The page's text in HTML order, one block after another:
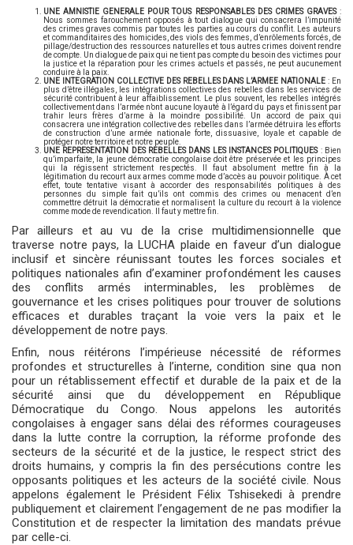
UNE AMNISTIE GENERALE POUR TOUS RESPONSABLES DES CRIMES GRAVES:
Nous sommes farouchement opposés à tout dialogue qui consacrera l’impunité
des crimes graves commis par toutes les parties au cours du conflit. Les auteurs
et commanditaires des homicides, des viols des femmes, d’enrôlements forcés, de
pillage/destruction des ressources naturelles et tous autres crimes doivent rendre
de compte. Un dialogue de paix qui ne tient pas compte du besoin des victimes pour
la justice et la réparation pour les crimes actuels et passés, ne peut aucunement
conduire à la paix.
UNE INTEGRATION COLLECTIVE DES REBELLES DANS L’ARMEE NATIONALE : En
plus d’être illégales, les intégrations collectives des rebelles dans les services de
sécurité contribuent à leur affaiblissement. Le plus souvent, les rebelles intégrés
collectivement dans l’armée n’ont aucune loyauté à l’égard du pays et finissent par
trahir leurs frères d’arme à la moindre possibilité. Un accord de paix qui
consacrera une intégration collective des rebelles dans l’armée détruira les efforts
de construction d’une armée nationale forte, dissuasive, loyale et capable de
protéger notre territoire et notre peuple.
UNE REPRESENTATION DES REBELLES DANS LES INSTANCES POLITIQUES: Bien
qu’imparfaite, la jeune démocratie congolaise doit être préservée et les principes
qui la régissent strictement respectés. Il faut absolument mettre fin à la
légitimation du recourt aux armes comme mode d’accès au pouvoir politique. À cet
effet, toute tentative visant à accorder des responsabilités politiques à des
personnes du simple fait qu’ils ont commis des crimes ou menacent d’en
commettre détruit la démocratie et normalisent la culture du recourt à la violence
comme mode de revendication. Il faut y mettre fin.
Par ailleurs et au vu de la crise multidimensionnelle que
traverse notre pays, la LUCHA plaide en faveur d’un dialogue
inclusif et sincère réunissant toutes les forces sociales et
politiques nationales afin d’examiner profondément les causes
des conflits armés interminables, les problèmes de
gouvernance et les crises politiques pour trouver de solutions
efficaces et durables traçant la voie vers la paix et le
développement de notre pays.
Enfin, nous réitérons l’impérieuse nécessité de réformes
profondes et structurelles à l’interne, condition sine qua non
pour un rétablissement effectif et durable de la paix et de la
sécurité ainsi que du développement en République
Démocratique du Congo. Nous appelons les autorités
congolaises à engager sans délai des réformes courageuses
dans la lutte contre la corruption, la réforme profonde des
secteurs de la sécurité et de la justice, le respect strict des
droits humains, y compris la fin des persécutions contre les
opposants politiques et les acteurs de la société civile. Nous
appelons également le Président Félix Tshisekedi à prendre
publiquement et clairement l’engagement de ne pas modifier la
Constitution et de respecter la limitation des mandats prévue
par celle-ci.